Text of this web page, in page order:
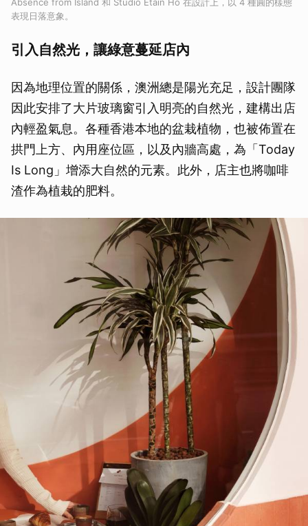
Absence from Island 和 Studio Etain Ho 在設計上，以 4 種圓的樣態
表現日落意象。
引入自然光，讓綠意蔓延店內
因為地理位置的關係，澳洲總是陽光充足，設計團隊
因此安排了大片玻璃窗引入明亮的自然光，建構出店
內輕盈氣息。各種香港本地的盆栽植物，也被佈置在
拱門上方、內用座位區，以及內牆高處，為「Today
Is Long」增添大自然的元素。此外，店主也將咖啡
渣作為植栽的肥料。